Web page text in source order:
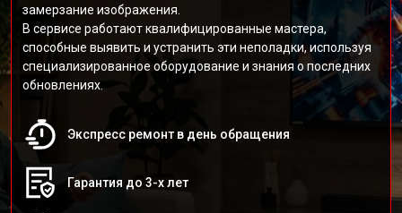
замерзание изображения.
В сервисе работают квалифицированные мастера,
способные выявить и устранить эти неполадки, используя
специализированное оборудование и знания о последних
обновлениях.
Экспресс ремонт в день обращения
Гарантия до 3-х лет